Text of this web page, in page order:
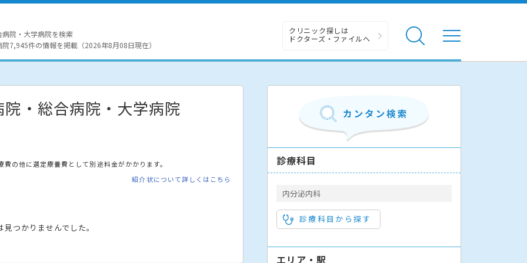
院・大学病院を検索
7,945件の情報を掲載（2026年8月08日現在）
クリニック探しは
ドクターズ・ファイルへ
院・総合病院・大学病院
の他に選定療養費として別途料金がかかります。
紹介状について詳しくはこちら
つかりませんでした。
診療科目
内分泌内科
診療科目から探す
エリア・駅